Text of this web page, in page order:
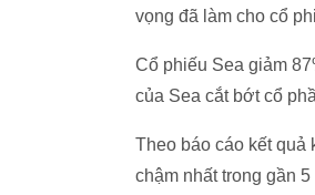
vọng đã làm cho cổ
Cổ phiếu Sea giảm
của Sea cắt bớt cổ
Theo báo cáo kết quả
chậm nhất trong gần